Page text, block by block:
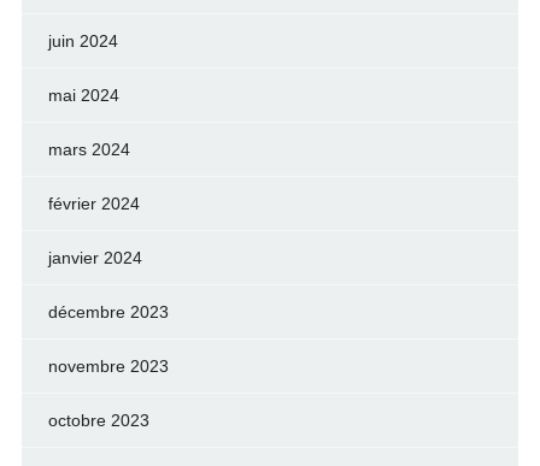
juin 2024
mai 2024
mars 2024
février 2024
janvier 2024
décembre 2023
novembre 2023
octobre 2023